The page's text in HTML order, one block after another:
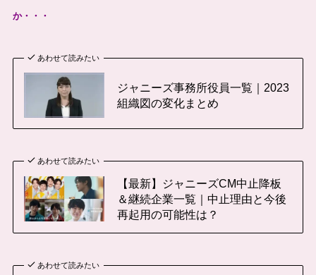
か・・・
あわせて読みたい
ジャニーズ事務所役員一覧｜2023
組織図の変化まとめ
あわせて読みたい
【最新】ジャニーズCM中止降板
＆継続企業一覧｜中止理由と今後
再起用の可能性は？
あわせて読みたい